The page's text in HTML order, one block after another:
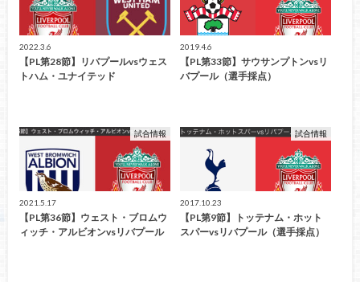
2022.3.6
【PL第28節】リバプールvsウェス
トハム・ユナイテッド
2019.4.6
【PL第33節】サウサンプトンvsリ
バプール（選手採点）
試合情報
2021.5.17
【PL第36節】ウェスト・ブロムウ
ィッチ・アルビオンvsリバプール
試合情報
2017.10.23
【PL第9節】トッテナム・ホット
スパーvsリバプール（選手採点）